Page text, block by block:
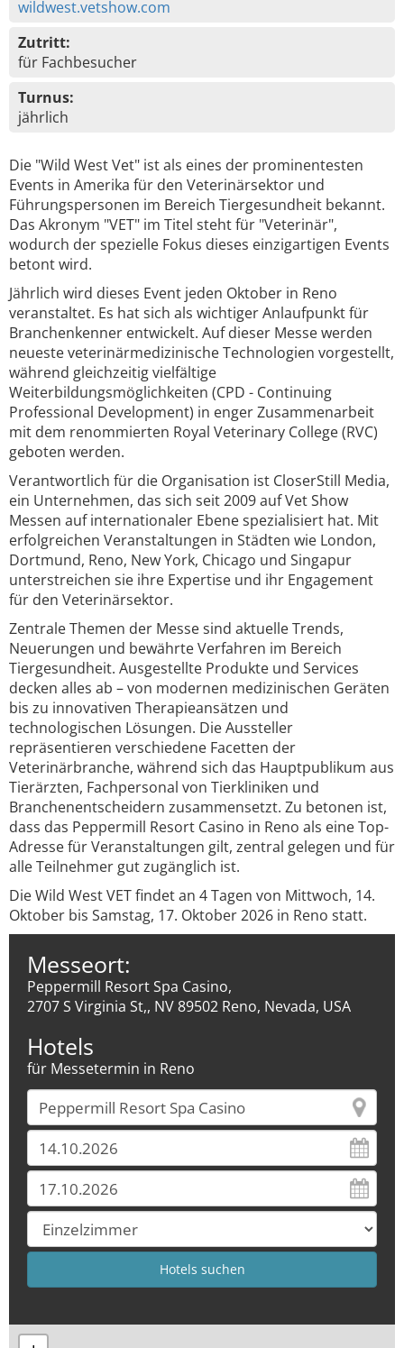
wildwest.vetshow.com
Zutritt:
für Fachbesucher
Turnus:
jährlich
Die "Wild West Vet" ist als eines der prominentesten
Events in Amerika für den Veterinärsektor und
Führungspersonen im Bereich Tiergesundheit bekannt.
Das Akronym "VET" im Titel steht für "Veterinär",
wodurch der spezielle Fokus dieses einzigartigen Events
betont wird.
Jährlich wird dieses Event jeden Oktober in Reno
veranstaltet. Es hat sich als wichtiger Anlaufpunkt für
Branchenkenner entwickelt. Auf dieser Messe werden
neueste veterinärmedizinische Technologien vorgestellt,
während gleichzeitig vielfältige
Weiterbildungsmöglichkeiten (CPD - Continuing
Professional Development) in enger Zusammenarbeit
mit dem renommierten Royal Veterinary College (RVC)
geboten werden.
Verantwortlich für die Organisation ist CloserStill Media,
ein Unternehmen, das sich seit 2009 auf Vet Show
Messen auf internationaler Ebene spezialisiert hat. Mit
erfolgreichen Veranstaltungen in Städten wie London,
Dortmund, Reno, New York, Chicago und Singapur
unterstreichen sie ihre Expertise und ihr Engagement
für den Veterinärsektor.
Zentrale Themen der Messe sind aktuelle Trends,
Neuerungen und bewährte Verfahren im Bereich
Tiergesundheit. Ausgestellte Produkte und Services
decken alles ab – von modernen medizinischen Geräten
bis zu innovativen Therapieansätzen und
technologischen Lösungen. Die Aussteller
repräsentieren verschiedene Facetten der
Veterinärbranche, während sich das Hauptpublikum aus
Tierärzten, Fachpersonal von Tierkliniken und
Branchenentscheidern zusammensetzt. Zu betonen ist,
dass das Peppermill Resort Casino in Reno als eine Top-
Adresse für Veranstaltungen gilt, zentral gelegen und für
alle Teilnehmer gut zugänglich ist.
Die Wild West VET findet an 4 Tagen von Mittwoch, 14.
Oktober bis Samstag, 17. Oktober 2026 in Reno statt.
Messeort:
Peppermill Resort Spa Casino,
2707 S Virginia St,, NV 89502 Reno, Nevada, USA
Hotels
für Messetermin in Reno